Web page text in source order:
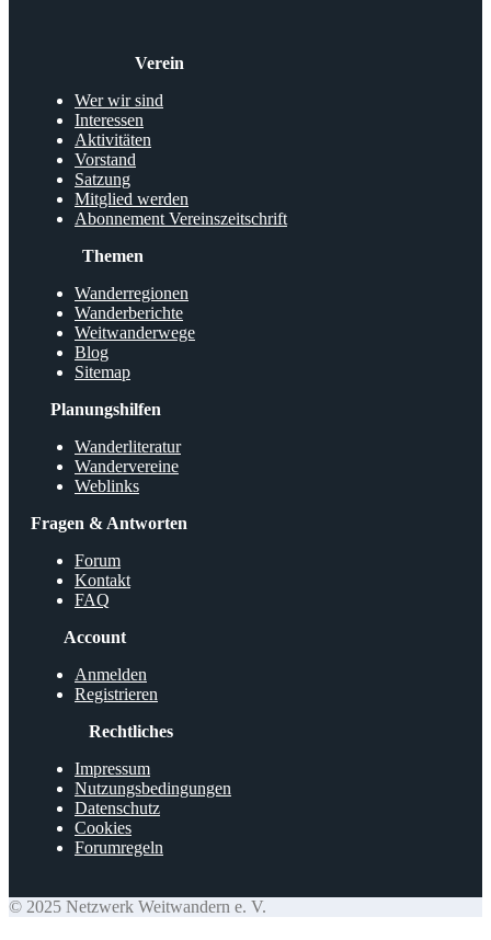
Verein
Wer wir sind
Interessen
Aktivitäten
Vorstand
Satzung
Mitglied werden
Abonnement Vereinszeitschrift
Themen
Wanderregionen
Wanderberichte
Weitwanderwege
Blog
Sitemap
Planungshilfen
Wanderliteratur
Wandervereine
Weblinks
Fragen & Antworten
Forum
Kontakt
FAQ
Account
Anmelden
Registrieren
Rechtliches
Impressum
Nutzungsbedingungen
Datenschutz
Cookies
Forumregeln
© 2025 Netzwerk Weitwandern e. V.